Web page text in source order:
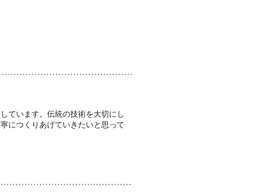
ています。伝統の技術を大切にし
につくりあげていきたいと思って